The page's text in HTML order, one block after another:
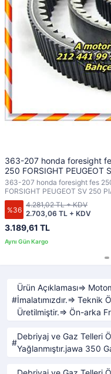
363-207 honda foresight
250 FORSIGHT PEUGEOT
363-207 honda foresight fes
FORSIGHT PEUGEOT SV 250
%36
3.189,61 TL
2.703,06 TL + KDV
4.281,02 TL + KDV
Ürün Açıklaması⇒
İmalatımızdır.⇒ Teknik
Üretilmiştir.⇒ Ön-arka
Debriyaj ve Gaz Telleri
Yağlanmıştır.jawa 350